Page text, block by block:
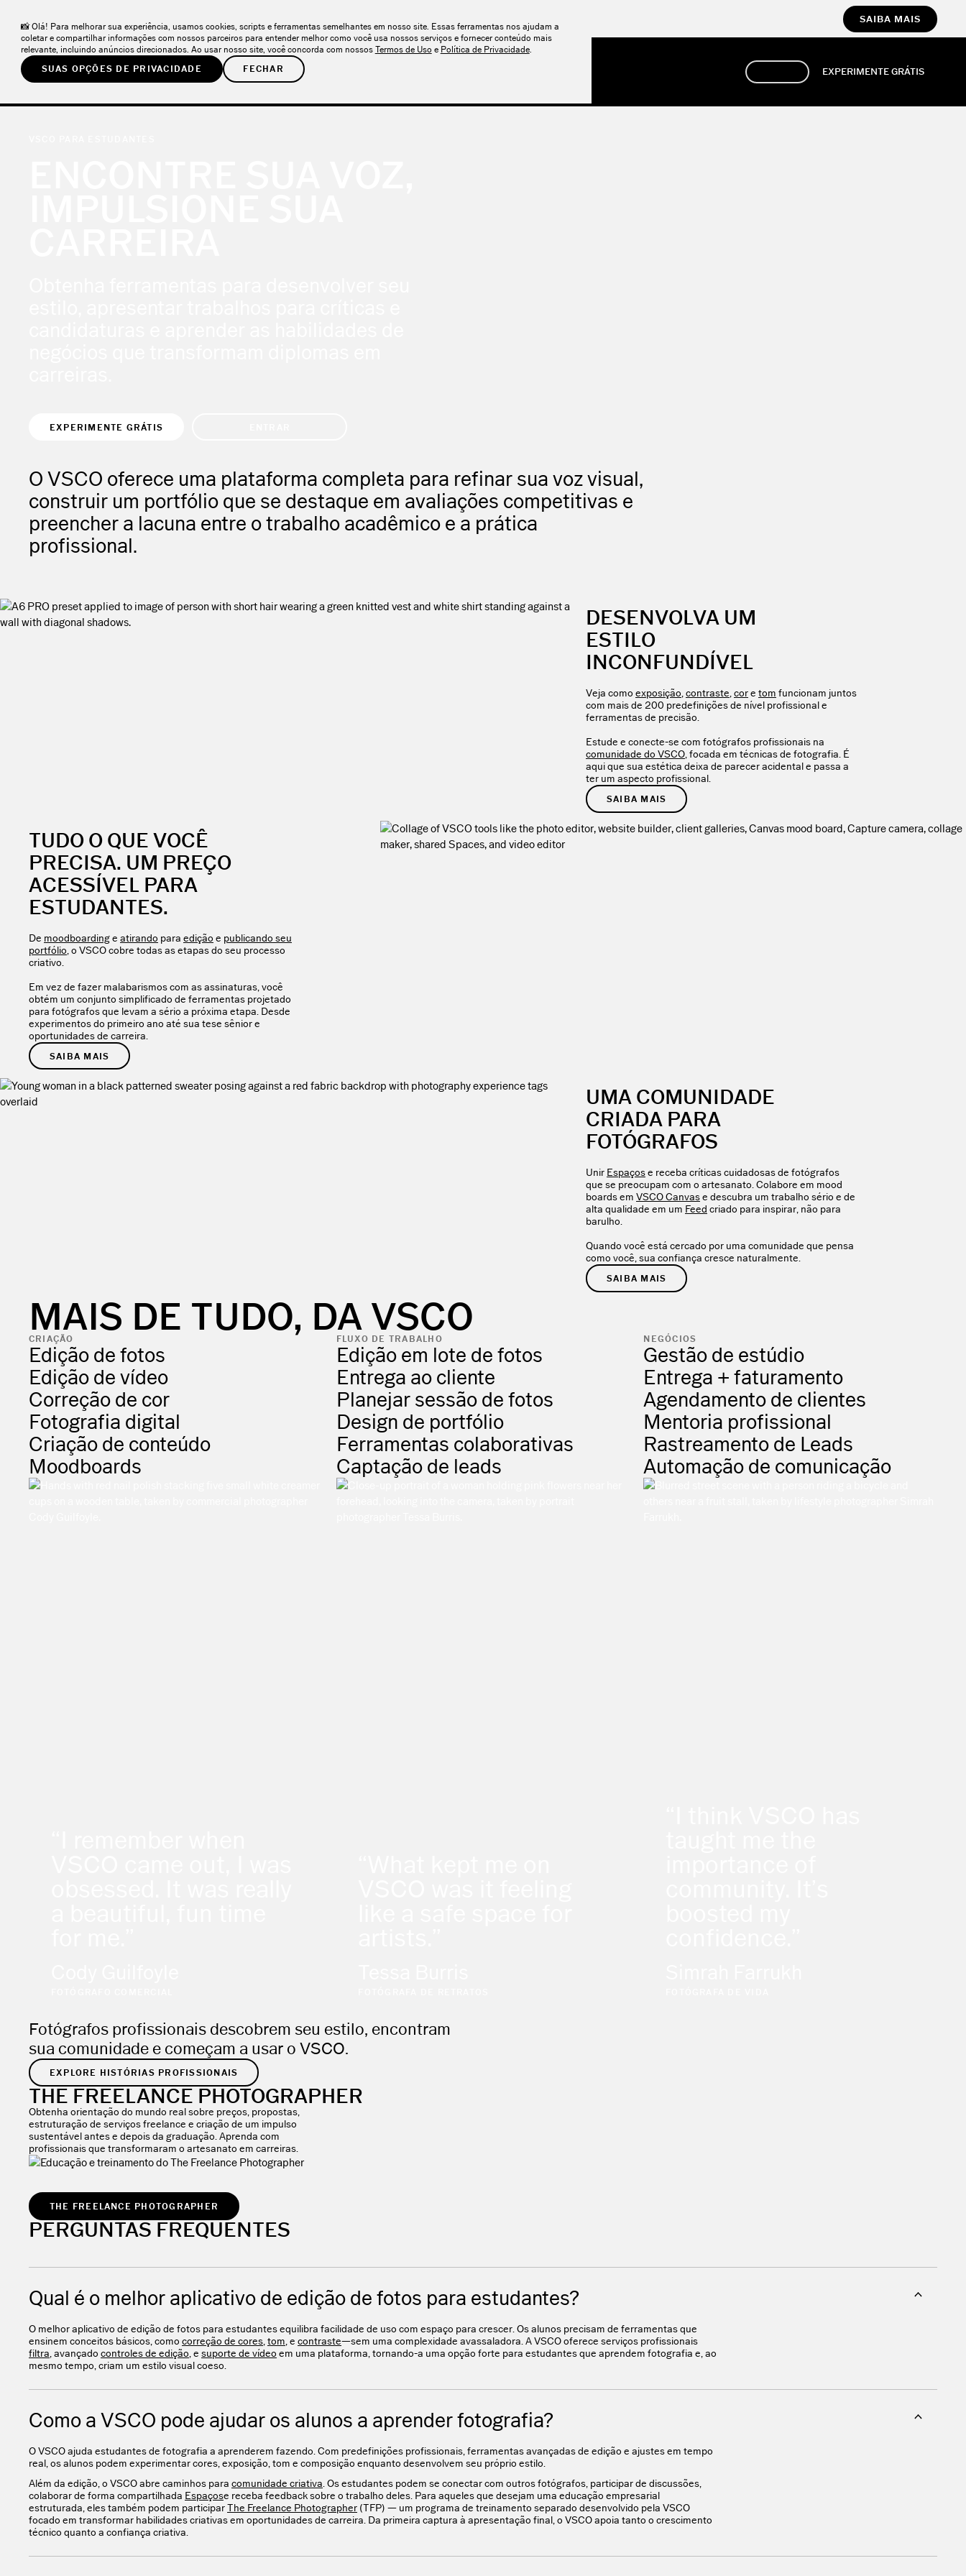
📸 Olá! Para melhorar sua experiência, usamos cookies, scripts e ferramentas semelhantes em nosso site. Essas ferramentas nos ajudam a
coletar e compartilhar informações com nossos parceiros para entender melhor como você usa nossos serviços e fornecer conteúdo mais
relevante, incluindo anúncios direcionados. Ao usar nosso site, você concorda com nossos Termos de Uso e Política de Privacidade.
SUAS OPÇÕES DE PRIVACIDADE
FECHAR
SAIBA MAIS
PRODUTOS SOLUÇÕES COMUNIDADE APRENDER EXPERIMENTE GRÁTIS
EXPERIMENTE GRÁTIS
O VSCO oferece uma plataforma completa para refinar sua voz visual,
construir um portfólio que se destaque em avaliações competitivas e
preencher a lacuna entre o trabalho acadêmico e a prática
profissional.
DESENVOLVA UM
ESTILO
INCONFUNDÍVEL
Veja como exposição,contraste,core tom funcionam juntos
com mais de 200 predefinições de nível profissional e
ferramentas de precisão.
Estude e conecte-se com fotógrafos profissionais na
comunidade do VSCO, focada em técnicas de fotografia. É
aqui que sua estética deixa de parecer acidental e passa a
ter um aspecto profissional.
SAIBA MAIS
TUDO O QUE VOCÊ
PRECISA. UM PREÇO
ACESSÍVEL PARA
ESTUDANTES.
De moodboardinge atirando para edição e publicando seu
portfólio, o VSCO cobre todas as etapas do seu processo
criativo.
Em vez de fazer malabarismos com as assinaturas, você
obtém um conjunto simplificado de ferramentas projetado
para fotógrafos que levam a sério a próxima etapa. Desde
experimentos do primeiro ano até sua tese sênior e
oportunidades de carreira.
SAIBA MAIS
UMA COMUNIDADE
CRIADA PARA
FOTÓGRAFOS
Unir Espaçose receba críticas cuidadosas de fotógrafos
que se preocupam com o artesanato. Colabore em mood
boards em VSCO Canvase descubra um trabalho sério e de
alta qualidade em um Feed criado para inspirar, não para
barulho.
Quando você está cercado por uma comunidade que pensa
como você, sua confiança cresce naturalmente.
SAIBA MAIS
MAIS DE TUDO, DA VSCO
CRIAÇÃO
Edição de fotos
Edição de vídeo
Correção de cor
Fotografia digital
Criação de conteúdo
Moodboards
FLUXO DE TRABALHO
Edição em lote de fotos
Entrega ao cliente
Planejar sessão de fotos
Design de portfólio
Ferramentas colaborativas
Captação de leads
NEGÓCIOS
Gestão de estúdio
Entrega + faturamento
Agendamento de clientes
Mentoria profissional
Rastreamento de Leads
Automação de comunicação
Fotógrafos profissionais descobrem seu estilo, encontram
sua comunidade e começam a usar o VSCO.
EXPLORE HISTÓRIAS PROFISSIONAIS
THE FREELANCE PHOTOGRAPHER
Obtenha orientação do mundo real sobre preços, propostas,
estruturação de serviços freelance e criação de um impulso
sustentável antes e depois da graduação. Aprenda com
profissionais que transformaram o artesanato em carreiras.
THE FREELANCE PHOTOGRAPHER
PERGUNTAS FREQUENTES
Qual é o melhor aplicativo de edição de fotos para estudantes?
O melhor aplicativo de edição de fotos para estudantes equilibra facilidade de uso com espaço para crescer. Os alunos precisam de ferramentas que
ensinem conceitos básicos, como correção de cores,tom, e contraste—sem uma complexidade avassaladora. A VSCO oferece serviços profissionais
filtra, avançado controles de edição, e suporte de vídeo em uma plataforma, tornando-a uma opção forte para estudantes que aprendem fotografia e, ao
mesmo tempo, criam um estilo visual coeso.
Como a VSCO pode ajudar os alunos a aprender fotografia?
O VSCO ajuda estudantes de fotografia a aprenderem fazendo. Com predefinições profissionais, ferramentas avançadas de edição e ajustes em tempo
real, os alunos podem experimentar cores, exposição, tom e composição enquanto desenvolvem seu próprio estilo.
Além da edição, o VSCO abre caminhos para comunidade criativa. Os estudantes podem se conectar com outros fotógrafos, participar de discussões,
colaborar de forma compartilhada Espaçose receba feedback sobre o trabalho deles. Para aqueles que desejam uma educação empresarial
estruturada, eles também podem participarThe Freelance Photographer (TFP) — um programa de treinamento separado desenvolvido pela VSCO
focado em transformar habilidades criativas em oportunidades de carreira. Da primeira captura à apresentação final, o VSCO apoia tanto o crescimento
técnico quanto a confiança criativa.